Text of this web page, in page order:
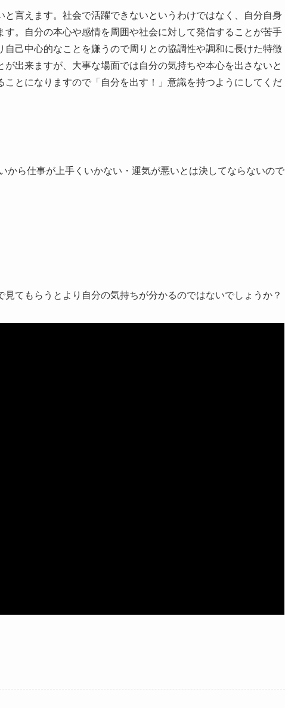
言えます。社会で活躍できないというわけではなく、自分自身
。自分の本心や感情を周囲や社会に対して発信することが苦手
己中心的なことを嫌うので周りとの協調性や調和に長けた特徴
出来ますが、大事な場面では自分の気持ちや本心を出さないと
とになりますので「自分を出す！」意識を持つようにしてくだ
から仕事が上手くいかない・運気が悪いとは決してならないので
てもらうとより自分の気持ちが分かるのではないでしょうか？